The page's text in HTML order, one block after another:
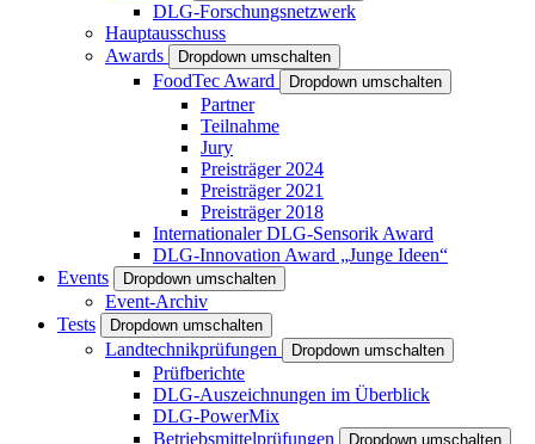
DLG-Forschungsnetzwerk
Hauptausschuss
Awards
Dropdown umschalten
FoodTec Award Dropdown umschalten
Partner
Teilnahme
Jury
Preisträger 2024
Preisträger 2021
Preisträger 2018
Internationaler DLG-Sensorik Award
DLG-Innovation Award „Junge Ideen“
Events
Dropdown umschalten
Event-Archiv
Tests
Dropdown umschalten
Landtechnikprüfungen Dropdown umschalten
Prüfberichte
DLG-Auszeichnungen im Überblick
DLG-PowerMix
Betriebsmittelprüfungen
Dropdown umschalten